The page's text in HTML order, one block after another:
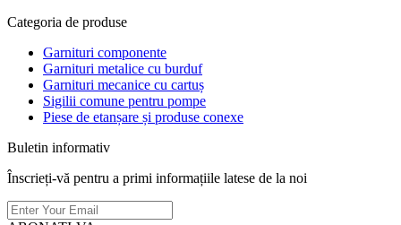
Categoria de produse
Garnituri componente
Garnituri metalice cu burduf
Garnituri mecanice cu cartuș
Sigilii comune pentru pompe
Piese de etanșare și produse conexe
Buletin informativ
Înscrieți-vă pentru a primi informațiile latese de la noi